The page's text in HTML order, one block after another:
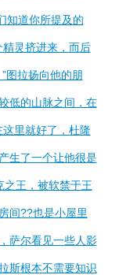
知道你所提及的
灵挤进来，而后
图拉扬向他的朋
低的山脉之间，在
里就好了，杜隆
生了一个让他很是
之王，被软禁于王
间??也是小屋里
萨尔看见一些人影
斯根本不需要知识